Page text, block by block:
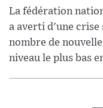
La fédération
a averti d'une crise
nombre de
niveau le plus bas